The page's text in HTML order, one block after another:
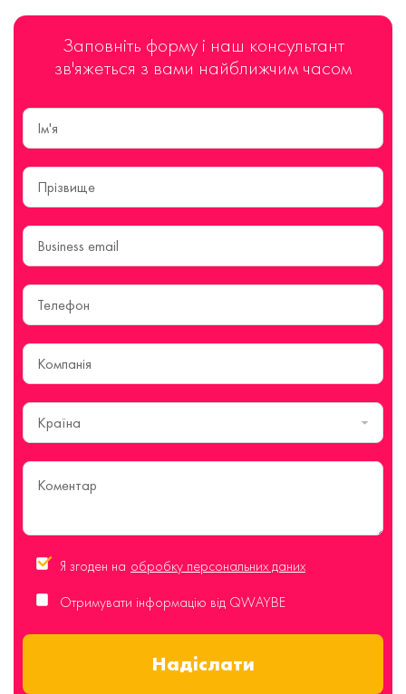
Заповніть форму і наш консультант
зв'яжеться з вами найближчим часом
Країна
Я згоден на обробку персональних даних
Отримувати інформацію від QWAYBE
Надіслати